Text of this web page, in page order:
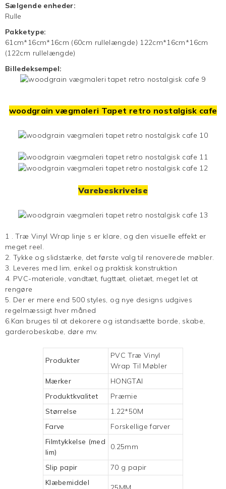
Sælgende enheder:
Rulle
Pakketype:
61cm*16cm*16cm (60cm rullelængde) 122cm*16cm*16cm
(122cm rullelængde)
Billedeksempel:
woodgrain vægmaleri Tapet retro nostalgisk cafe
Varebeskrivelse
1 .Træ Vinyl Wrap linje s er klare, og den visuelle effekt er
meget reel.
2. Tykke og slidstærke, det første valg til renoverede møbler.
3. Leveres med lim, enkel og praktisk konstruktion
4. PVC-materiale, vandtæt, fugttæt, olietæt, meget let at
rengøre
5. Der er mere end 500 styles, og nye designs udgives
regelmæssigt hver måned
6.Kan bruges til at dekorere og istandsætte borde, skabe,
garderobeskabe, døre mv.
Produkter
PVCTræ Vinyl
Wrap Til Møbler
Mærker
HONGTAI
Produktkvalitet
Præmie
Størrelse
1.22*50M
Farve
Forskellige farver
Filmtykkelse (med
lim)
0.25mm
Slip papir
70 g papir
Klæbemiddel